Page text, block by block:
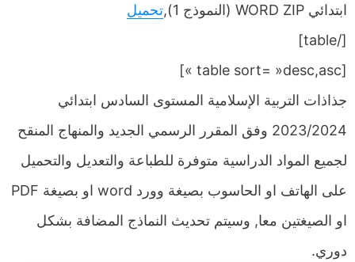
ابتدائي WORD ZIP (النموذج 1),
تحميل
[/table]
[table sort= »desc,asc »]
جذاذات التربية الإسلامية المستوى السادس ابتدائي
2023/2024 وفق المقرر الرسمي الجديد والمنهاج المنقح
لجميع المواد الدراسية متوفرة للطباعة والتعديل والتحميل
على الهاتف او الحاسوب بصيغة وورد word او بصيغة PDF
او الصيغتين معا, وسيتم تحديث النماذج المضافة بشكل
دوري.